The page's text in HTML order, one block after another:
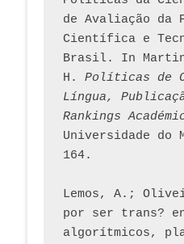
de Avaliação da
Científica e
Brasil. In
H. Políticas de
Língua,
Rankings
Universidade do
164.
Lemos, A.;
por ser trans?
algorítmicos,